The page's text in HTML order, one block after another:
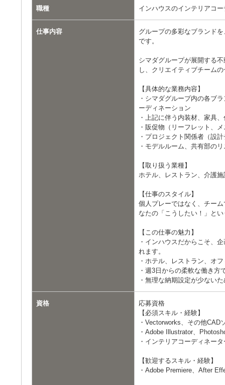
職種 インハウスのインテリアコ
仕事内容
グループの多彩なブランド
です。
シマダグループが展開する
し、クリエイティブチーム
【具体的な業務内容】
・シマダグループ内の各ブ
ーディネーション
・上記に伴う内装材、家具
・販促物（リーフレット、
・プロジェクト関係者（設
・モデルルーム、共有部の
【取り扱う業種】
ホテル、レストラン、介護
【仕事のスタイル】
個人プレーではなく、チー
なたの「こうしたい！」と
【この仕事の魅力】
・インハウスだからこそ、
れます。
・ホテル、レストラン、オ
・週3日からの柔軟な働き
・無理な納期設定が少ない
資格
応募資格
【必須スキル・経験】
・Vectorworks、その他
・Adobe Illustrator、
・インテリアコーディネー
【歓迎するスキル・経験】
・Adobe Premiere、After